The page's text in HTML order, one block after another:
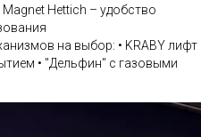
Hettich – удобство
на выбор: • KRABY лифт
• "Дельфин" с газовыми